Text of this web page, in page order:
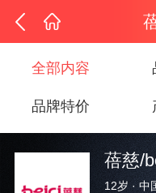
全部内容
品牌特价
蓓慈/
12岁 · 中